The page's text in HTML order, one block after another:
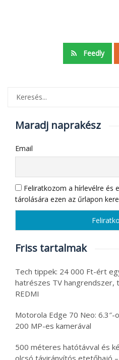
Feedly
Maradj naprakész
Email
Feliratkozom a hírlevélre és
tárolására ezen az űrlapon
Friss tartalmak
Tech tippek: 24 000 Ft-ért
hatrészes TV hangrendszer,
REDMI
Motorola Edge 70 Neo:
200 MP-es kamerával
500 méteres hatótávval és
olcsó távirányítós etetőhajó